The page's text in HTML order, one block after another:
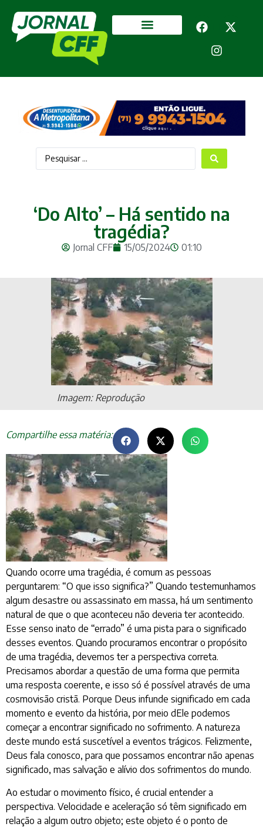
‘Do Alto’ – Há sentido na
tragédia?
Jornal CFF 15/05/2024 01:10
Imagem: Reprodução
Compartilhe essa matéria:
Quando ocorre uma tragédia, é comum as pessoas
perguntarem: “O que isso significa?” Quando testemunhamos
algum desastre ou assassinato em massa, há um sentimento
natural de que o que aconteceu não deveria ter acontecido.
Esse senso inato de “errado” é uma pista para o significado
desses eventos. Quando procuramos encontrar o propósito
de uma tragédia, devemos ter a perspectiva correta.
Precisamos abordar a questão de uma forma que permita
uma resposta coerente, e isso só é possível através de uma
cosmovisão cristã. Porque Deus infunde significado em cada
momento e evento da história, por meio dEle podemos
começar a encontrar significado no sofrimento. A natureza
deste mundo está suscetível a eventos trágicos. Felizmente,
Deus fala conosco, para que possamos encontrar não apenas
significado, mas salvação e alívio dos sofrimentos do mundo.
Ao estudar o movimento físico, é crucial entender a
perspectiva. Velocidade e aceleração só têm significado em
relação a algum outro objeto; este objeto é o ponto de